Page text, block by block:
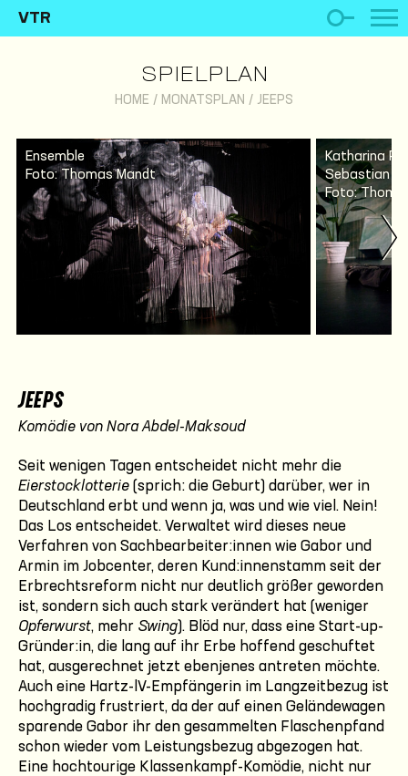
VTR
SPIELPLAN
HOME / MONATSPLAN / JEEPS
Ensemble
Foto: Thomas Mandt
Katharina
Sebastian
Foto:
JEEPS
Komödie von Nora Abdel-Maksoud
Seit wenigen Tagen entscheidet nicht mehr die
Eierstocklotterie (sprich: die Geburt) darüber, wer in
Deutschland erbt und wenn ja, was und wie viel. Nein!
Das Los entscheidet. Verwaltet wird dieses neue
Verfahren von Sachbearbeiter:innen wie Gabor und
Armin im Jobcenter, deren Kund:innenstamm seit der
Erbrechtsreform nicht nur deutlich größer geworden
ist, sondern sich auch stark verändert hat (weniger
Opferwurst, mehr Swing). Blöd nur, dass eine Start-up-
Gründer:in, die lang auf ihr Erbe hoffend geschuftet
hat, ausgerechnet jetzt ebenjenes antreten möchte.
Auch eine Hartz-lV-Empfängerin im Langzeitbezug ist
hochgradig frustriert, da der auf einen Geländewagen
sparende Gabor ihr den gesammelten Flaschenpfand
schon wieder vom Leistungsbezug abgezogen hat.
Eine hochtourige Klassenkampf-Komödie, nicht nur